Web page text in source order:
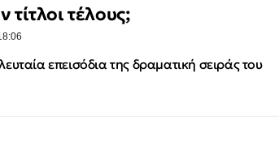
τέλους;
επεισόδια της δραματική σειράς του